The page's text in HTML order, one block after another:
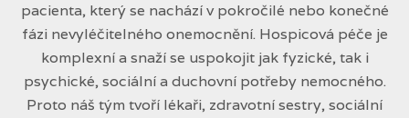
pacienta, který se nachází v pokročilé nebo konečné
fázi nevyléčitelného onemocnění. Hospicová péče je
komplexní a snaží se uspokojit jak fyzické, tak i
psychické, sociální a duchovní potřeby nemocného.
Proto náš tým tvoří lékaři, zdravotní sestry, sociální